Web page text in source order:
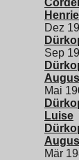
Dez
Sep
Mai
Luise
Mär